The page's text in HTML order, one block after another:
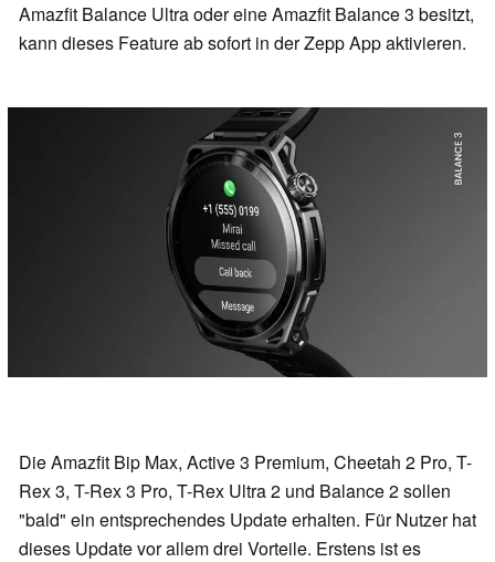
Amazfit Balance Ultra oder eine Amazfit Balance 3 besitzt,
kann dieses Feature ab sofort in der Zepp App aktivieren.
Die Amazfit Bip Max, Active 3 Premium, Cheetah 2 Pro, T-
Rex 3, T-Rex 3 Pro, T-Rex Ultra 2 und Balance 2 sollen
"bald" ein entsprechendes Update erhalten. Für Nutzer hat
dieses Update vor allem drei Vorteile. Erstens ist es